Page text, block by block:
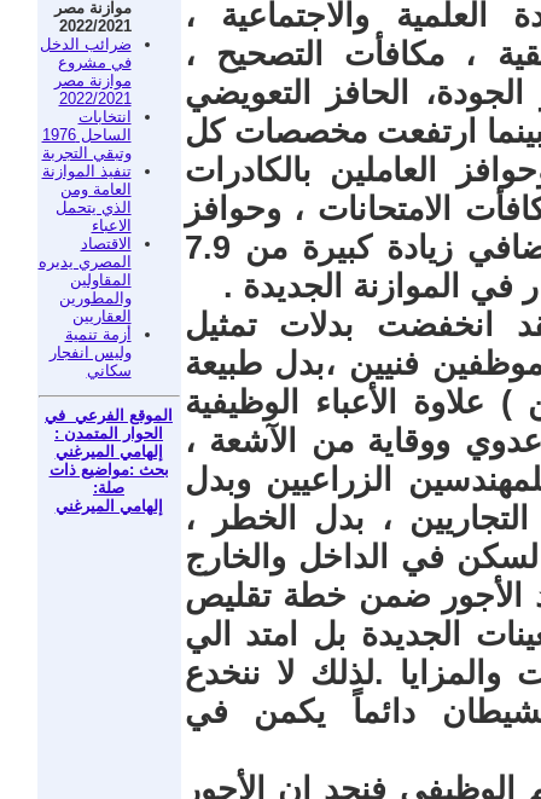
موازنة مصر
2022/2021
ضرائب الدخل
في مشروع
موازنة مصر
2022/2021
انتخابات
الساحل 1976
وتبقي التجربة
تنفيذ الموازنة
العامة ومن
الذي يتحمل
الاعباء
الاقتصاد
المصري يديره
المقاولين
والمطورين
العقاريين
أزمة تنمية
وليس انفجار
سكاني
الموقع الفرعي في
الحوار المتمدن :
إلهامي الميرغني
بحث :مواضيع ذات
صلة:
إلهامي الميرغني
والاجتماعية ،
، مكافأت التصحيح ،
الحافز التعويضي
القانون رقم 18 لسنة 2015. بينما ارتفعت مخصصات كل
العاملين بالكادرات
الامتحانات ، وحوافز
اداء المعلمين . كما شهد الحافز الاضافي زيادة كبيرة من 7.9
انخفضت بدلات تمثيل
فنيين ،بدل طبيعة
علاوة الأعباء الوظيفية
ووقاية من الآشعة ،
الزراعيين وبدل
، بدل الخطر ،
السكن في الداخل والخارج
الأجور ضمن خطة تقليص
الجديدة بل امتد الي
والمزايا .لذلك لا ننخدع
الشيطان دائماً يكمن في
فنجد ان الأجور